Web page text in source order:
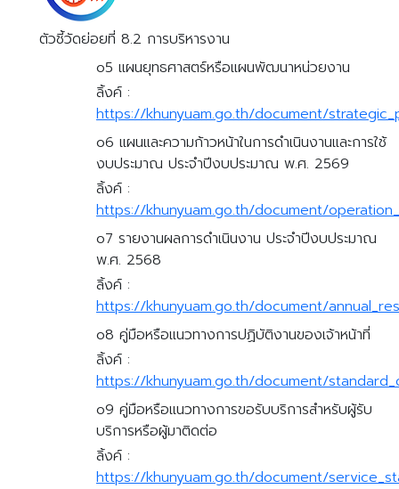
ตัวชี้วัดย่อยที่ 8.2 การบริหารงาน
o5 แผนยุทธศาสตร์หรือแผนพัฒนาหน่วยงาน
ลิ้งค์ :
https://khunyuam.go.th/document/
o6 แผนและความก้าวหน้าในการดำเนินงานและการใช้
งบประมาณ ประจำปีงบประมาณ พ.ศ. 2569
ลิ้งค์ :
https://khunyuam.go.th/document/
o7 รายงานผลการดำเนินงาน ประจำปีงบประมาณ
พ.ศ. 2568
ลิ้งค์ :
https://khunyuam.go.th/document/
o8 คู่มือหรือแนวทางการปฏิบัติงานของเจ้าหน้าที่
ลิ้งค์ :
https://khunyuam.go.th/document/
o9 คู่มือหรือแนวทางการขอรับบริการสำหรับผู้รับ
บริการหรือผู้มาติดต่อ
ลิ้งค์ :
https://khunyuam.go.th/document/